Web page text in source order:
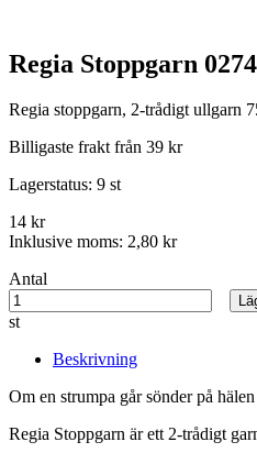
Regia Stoppgarn
Regia stoppgarn, 2-trådigt ullgarn
Billigaste frakt från 39 kr
Lagerstatus: 9 st
14 kr
Inklusive moms: 2,80 kr
Antal
st
Beskrivning
Om en strumpa går sönder på
Regia Stoppgarn är ett 2-trådigt